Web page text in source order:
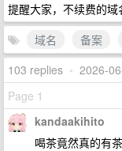
提醒大家，不续费的域
域名
备案
103 replies • 2026-
Page 1
kandaakihito
喝茶竟然真的有